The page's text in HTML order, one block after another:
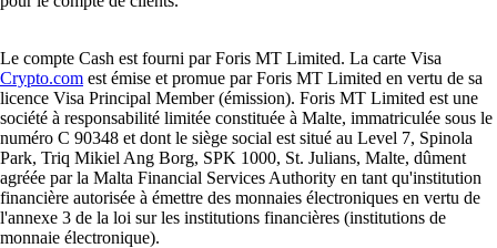
Le compte Cash est fourni par Foris MT Limited. La carte Visa
Crypto.com est émise et promue par Foris MT Limited en vertu de sa
licence Visa Principal Member (émission). Foris MT Limited est une
société à responsabilité limitée constituée à Malte, immatriculée sous le
numéro C 90348 et dont le siège social est situé au Level 7, Spinola
Park, Triq Mikiel Ang Borg, SPK 1000, St. Julians, Malte, dûment
agréée par la Malta Financial Services Authority en tant qu'institution
financière autorisée à émettre des monnaies électroniques en vertu de
l'annexe 3 de la loi sur les institutions financières (institutions de
monnaie électronique).